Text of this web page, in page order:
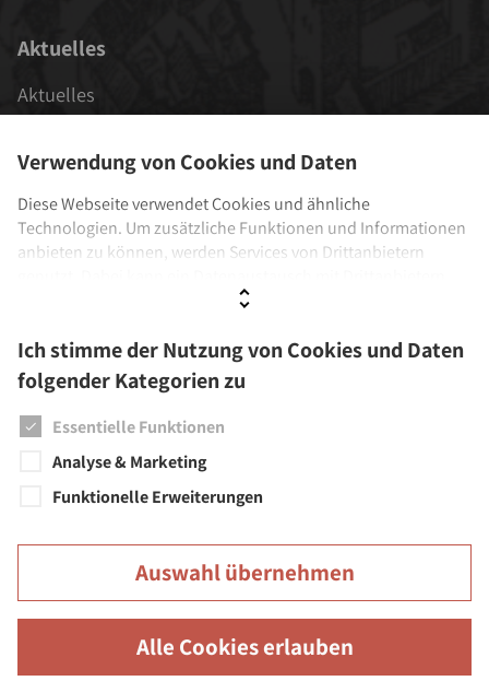
Aktuelles
Aktuelles
Stadt als Arbeitgeber
Einrichtungen
Städtisches Museum
Städtische Galerien
Feuerwehr
Große Kreisstadt Überlingen | Rathaus | Münsterstr. 15-17 |
88662 Überlingen
Leichte Sprache
Verwendung von Cookies und Daten
Diese Webseite verwendet Cookies und ähnliche
Technologien. Um zusätzliche Funktionen und Informationen
anbieten zu können, werden Services von Drittanbietern
stattfinden. Wenn Sie der Verwendung nicht zustimmen,
technisch notwendig sind.
Weitere Informationen sowie Details zu den Kategorien finden
Sie unterDatenschutzundImpressum.
Ich stimme der Nutzung von Cookies und Daten
folgender Kategorien zu
Essentielle Funktionen
Analyse & Marketing
Funktionelle Erweiterungen
Alle Cookies erlauben
Auswahl übernehmen